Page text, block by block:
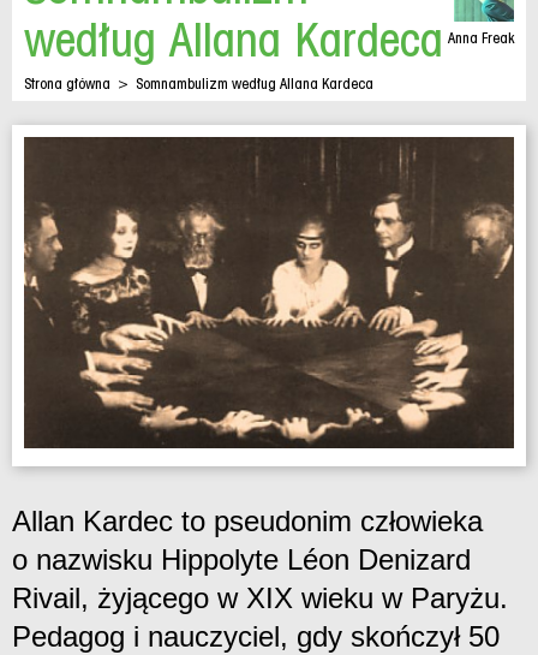
Anna Freak
według Allana Kardeca
Strona główna > Somnambulizm według Allana Kardeca
Allan Kardec to pseudonim człowieka
o nazwisku Hippolyte Léon Denizard
Rivail, żyjącego w XIX wieku w Paryżu.
Pedagog i nauczyciel, gdy skończył 50